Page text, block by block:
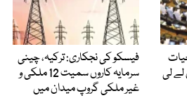
لی
فیسکو کی نجکاری: ترکیہ، چینی
سرمایہ کاروں سمیت 12 ملکی و
غیر ملکی گروپ میدان میں